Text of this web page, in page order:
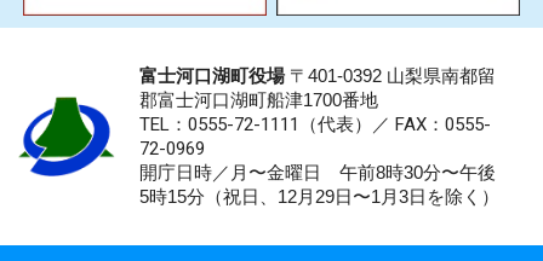
富士河口湖町役場〒401-0392 山梨県南都留
郡富士河口湖町船津1700番地
TEL：0555-72-1111 （代表）／ FAX：0555-
72-0969
開庁日時／月〜金曜日 午前8時30分〜午後
5時15分（祝日、12月29日〜1月3日を除く）